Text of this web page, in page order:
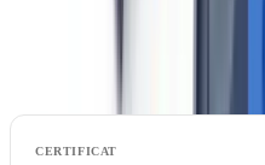
certificats délivrés ou reconnus